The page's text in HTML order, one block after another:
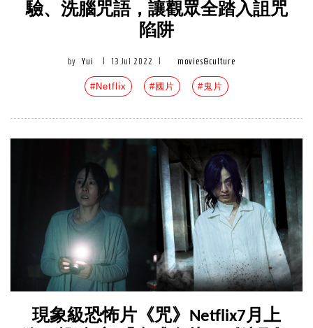
驗、洗腦咒語，讓觀眾全踏入詛咒
陷阱
by Yui 13 Jul 2022 movies&culture
#Netflix #國片 #鬼片
現象級恐怖片《咒》Netflix7月上